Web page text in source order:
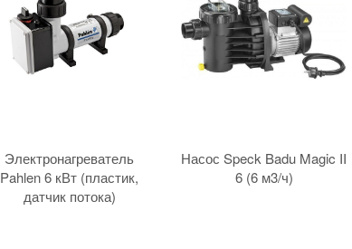
Электронагреватель
Pahlen 6 кВт (пластик,
датчик потока)
Насос Speck Badu Magic II
6 (6 м3/ч)